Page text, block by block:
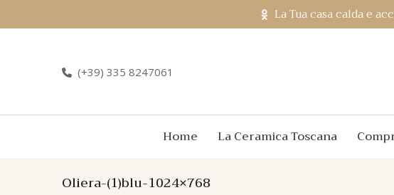
La Tua casa calda e
(+39) 335 8247061
Home La Ceramica Toscana
Oliera-(1)blu-1024×768